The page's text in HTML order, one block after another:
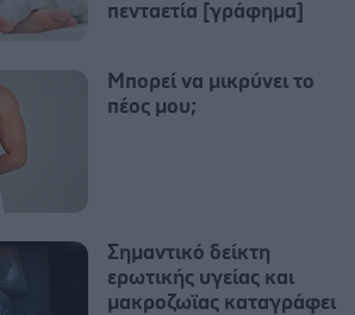
πενταετία [γράφημα]
Μπορεί να μικρύνει το
πέος μου;
Σημαντικό δείκτη
ερωτικής υγείας και
μακροζωϊας καταγράφει